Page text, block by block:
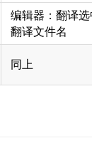
编辑器：翻译
翻译文件名
同上